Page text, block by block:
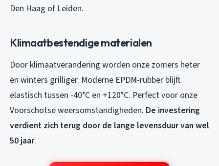
Den Haag of Leiden.
Klimaatbestendige materialen
Door klimaatverandering worden onze zomers heter
en winters grilliger. Moderne EPDM-rubber blijft
elastisch tussen -40°C en +120°C. Perfect voor onze
Voorschotse weersomstandigheden. De investering
verdient zich terug door de lange levensduur van wel
50 jaar.